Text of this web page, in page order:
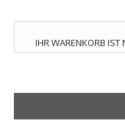
IHR WARENKORB IST